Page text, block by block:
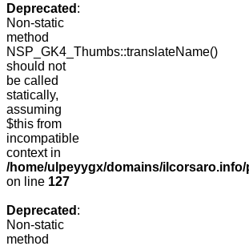
Deprecated :
Non-static
method
NSP_GK4_Thumbs::translateName()
should not
be called
statically,
assuming
$this from
incompatible
context in
/home/ulpeyygx/domains/
on line 127
Deprecated :
Non-static
method